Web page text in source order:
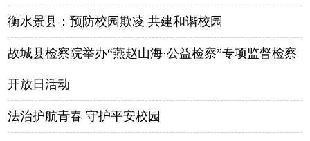
衡水景县：预防校园欺凌 共建和谐校园
故城县检察院举办“燕赵山海·公益检察”专项监督检察
开放日活动
法治护航青春 守护平安校园